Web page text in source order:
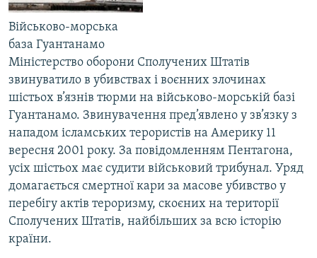
СПЕЦПРОЄКТИ
ПОДКАСТИ
КРИМ РЕАЛІЇ
РУС
УКР
КТАТ
ДОЛУЧАЙСЯ!
Військово-морська
база Гуантанамо
Міністерство оборони Сполучених Штатів
звинуватило в убивствах і воєнних злочинах
шістьох в’язнів тюрми на військово-морській базі
Гуантанамо. Звинувачення пред’явлено у зв’язку з
нападом ісламських терористів на Америку 11
вересня 2001 року. За повідомленням Пентагона,
усіх шістьох має судити військовий трибунал. Уряд
домагається смертної кари за масове убивство у
перебігу актів тероризму, скоєних на території
Сполучених Штатів, найбільших за всю історію
країни.